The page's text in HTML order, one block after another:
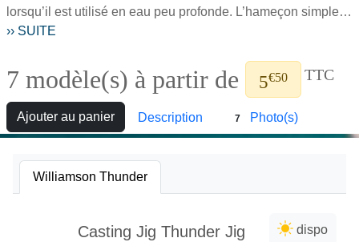
lorsqu’il est utilisé en eau peu profonde. L’hameçon simple…
›› SUITE
7 modèle(s) à partir de 5€50 TTC
Ajouter au panier Description 7 Photo(s)
Williamson Thunder
Casting Jig Thunder Jig
dispo